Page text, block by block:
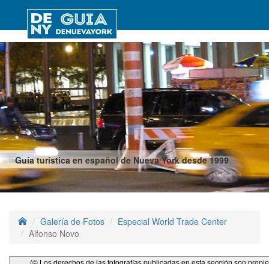
Guía turística en español de Nueva York desde 1999
Galería de Fotos
Especial World Trade Center
Alfonso Novo
(© Los derechos de las fotografías publicadas en esta sección son